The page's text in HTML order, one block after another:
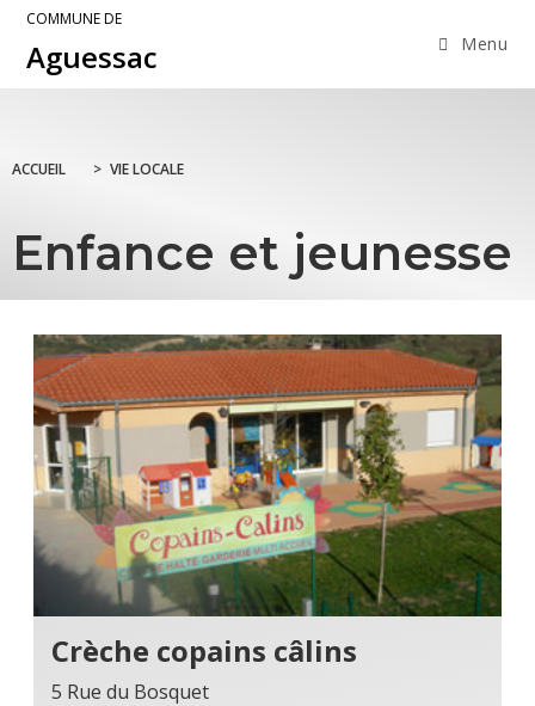
COMMUNE DE
Aguessac Menu
ACCUEIL > VIE LOCALE
Enfance et jeunesse
Crèche copains câlins
5 Rue du Bosquet